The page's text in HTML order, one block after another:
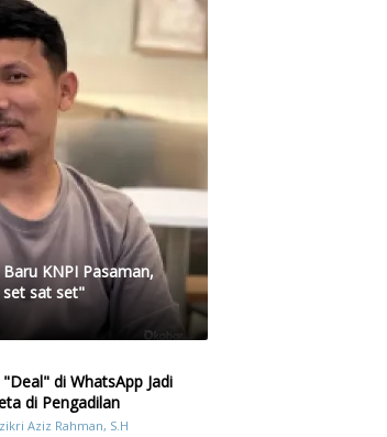
KNPI Pasaman,
sat set"
di WhatsApp Jadi
di Pengadilan
Aziz Rahman, S.H